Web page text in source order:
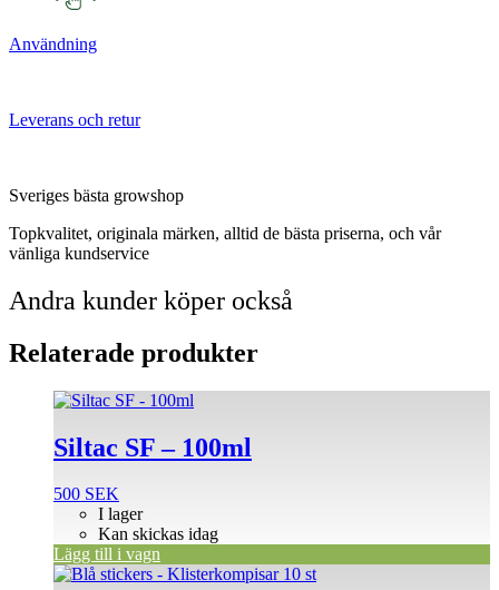
Användning
Leverans och retur
Sveriges bästa growshop
Topkvalitet, originala märken, alltid de bästa priserna, och vår
vänliga kundservice
Andra kunder köper också
Relaterade produkter
Siltac SF – 100ml
500 SEK
I lager
Kan skickas idag
Lägg till i vagn